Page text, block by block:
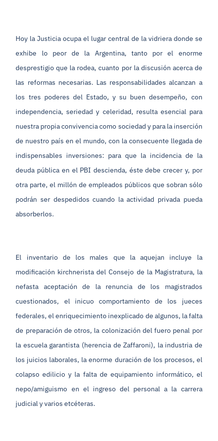
Hoy la Justicia ocupa el lugar central de la vidriera donde se
exhibe lo peor de la Argentina, tanto por el enorme
desprestigio que la rodea, cuanto por la discusión acerca de
las reformas necesarias. Las responsabilidades alcanzan a
los tres poderes del Estado, y su buen desempeño, con
independencia, seriedad y celeridad, resulta esencial para
nuestra propia convivencia como sociedad y para la inserción
de nuestro país en el mundo, con la consecuente llegada de
indispensables inversiones: para que la incidencia de la
deuda pública en el PBI descienda, éste debe crecer y, por
otra parte, el millón de empleados públicos que sobran sólo
podrán ser despedidos cuando la actividad privada pueda
absorberlos.
El inventario de los males que la aquejan incluye la
modificación kirchnerista del Consejo de la Magistratura, la
nefasta aceptación de la renuncia de los magistrados
cuestionados, el inicuo comportamiento de los jueces
federales, el enriquecimiento inexplicado de algunos, la falta
de preparación de otros, la colonización del fuero penal por
la escuela garantista (herencia de Zaffaroni), la industria de
los juicios laborales, la enorme duración de los procesos, el
colapso edilicio y la falta de equipamiento informático, el
nepo/amiguismo en el ingreso del personal a la carrera
judicial y varios etcéteras.